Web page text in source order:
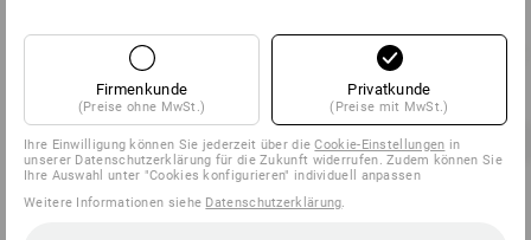
Firmenkunde
(Preise ohne MwSt.)
Privatkunde
(Preise mit MwSt.)
Ihre Einwilligung können Sie jederzeit über dieCookie-Einstellungen in
unserer Datenschutzerklärung für die Zukunft widerrufen. Zudem können Sie
Ihre Auswahl unter "Cookies konfigurieren" individuell anpassen
Weitere Informationen siehe Datenschutzerklärung